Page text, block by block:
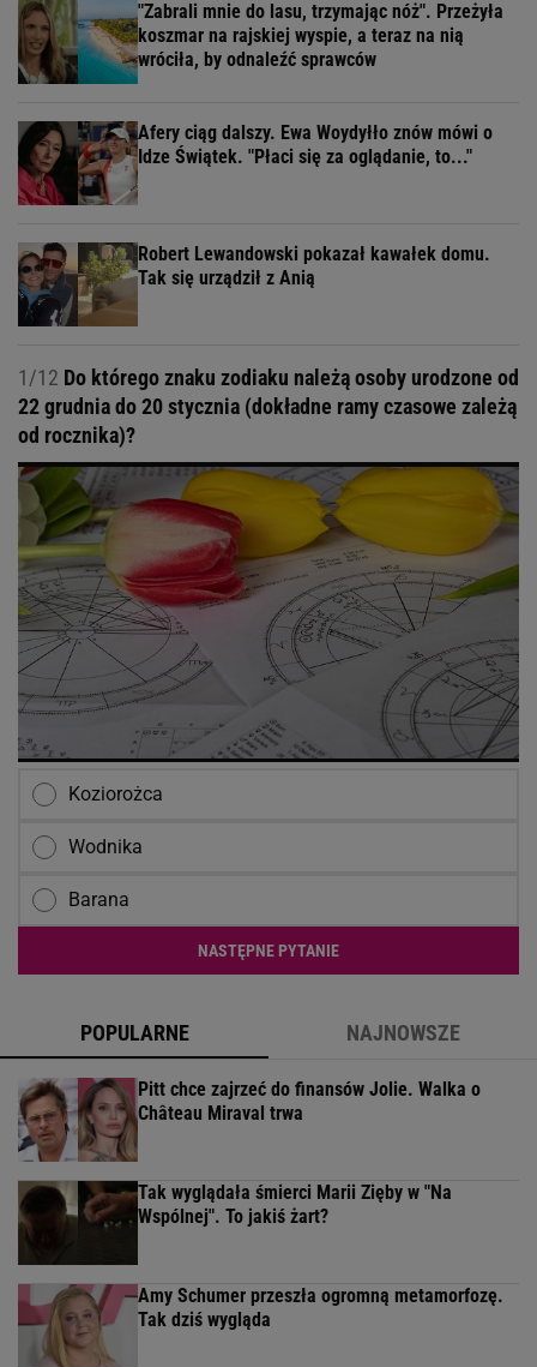
"Zabrali mnie do lasu, trzymając nóż". Przeżyła
koszmar na rajskiej wyspie, a teraz na nią
wróciła, by odnaleźć sprawców
Afery ciąg dalszy. Ewa Woydyłło znów mówi o
Idze Świątek. "Płaci się za oglądanie, to..."
Robert Lewandowski pokazał kawałek domu.
Tak się urządził z Anią
1/12 Do którego znaku zodiaku należą osoby urodzone od
22 grudnia do 20 stycznia (dokładne ramy czasowe zależą
od rocznika)?
Koziorożca
Wodnika
Barana
NASTĘPNE PYTANIE
POPULARNE NAJNOWSZE
Pitt chce zajrzeć do finansów Jolie. Walka o
Château Miraval trwa
Tak wyglądała śmierci Marii Zięby w "Na
Wspólnej". To jakiś żart?
Amy Schumer przeszła ogromną metamorfozę.
Tak dziś wygląda